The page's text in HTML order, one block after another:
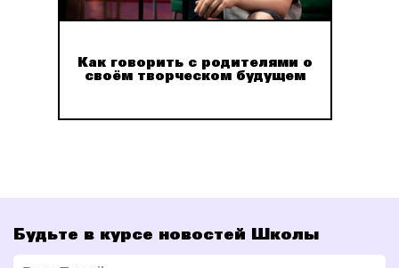
Как говорить с родителями о
своём творческом будущем
Будьте в курсе новостей Школы